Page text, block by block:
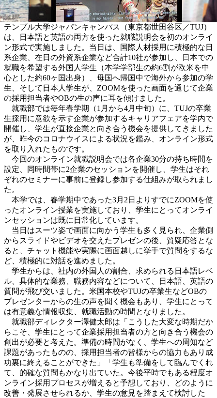
テンプル大学ジャパンキャンパス（東京都世田谷区／TUJ）
は、日本語と英語の両方を使った就職説明会を初のオンライ
ン形式で実施しました。当日は、国際人材採用に積極的な日
系企業、在日の外資系企業など合計10社が参加し、日本での
就職を希望する外国人学生（本学学部生の約6割が欧米を中
心とした約60ヶ国出身）、母国へ帰国中で海外から参加の学
生、そして日本人学生が、ZOOMを使った画面を通じて企業
の採用担当者やOBの生の声に耳を傾けました。
就職部では毎年春学期（1月から4月中旬）に、TUJの卒業
生採用に意欲を示す企業が参加するキャリアフェアを学内で
開催し、学生が直接企業と向き合う機会を提供してきました
が、昨今のコロナウイスによる状況を鑑み、オンライン形式
を取り入れたものです。
今回のオンライン就職説明会では各企業30分の持ち時間を
設定、同時間帯に2企業のセッションを開催し、学生はそれ
ぞれのセミナーに事前に登録し参加する仕組みが取られまし
た。
本学では、春学期中であった3月2日よりすでにZOOMを使
ったオンライン授業を実施しており、学生にとってオンライ
ンセッションは既に日常化しています。
当日はスーツ姿で画面に向かう学生も多く見られ、企業側
からスライドやビデオを交えたプレゼンの後、質疑応答とな
ると、チャット機能や実際に画面越しに挙手で質問をするな
ど、積極的に対話を進めました。
学生からは、社内の外国人の割合、求められる日本語レベ
ル、具体的な業務、職務内容などについて、日本語、英語の
質問が飛び交いました。米国本校やTUJの卒業生などOBの
プレゼンターからの生の声を聞く機会もあり、学生にとって
は有意義な情報収集、就職活動の時間となりました。
就職部ディレクター澤健太郎は「こうした大変な時期だか
らこそ、学生にとって企業採用担当者の方と向き合う機会の
創出が必要と考えた。準備の時間がなく、学生への周知など
課題があったものの、採用担当者の皆様からの協力もあり成
功裏に終えることができた」「学生も準備をして臨んでくれ
て、的確な質問もかなり出ていた。今後平時でもある程度オ
ンライン採用プロセスが増えると予想しており、どのように
改善・発展させられるか、学生の意見を踏まえて検討した